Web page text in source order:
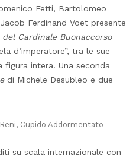
Fetti, Bartolomeo
Ferdinand Voet presente
Cardinale Buonaccorso
d’imperatore”, tra le sue
figura intera. Una seconda
di Michele Desubleo e due
Cupido Addormentato
su scala internazionale con